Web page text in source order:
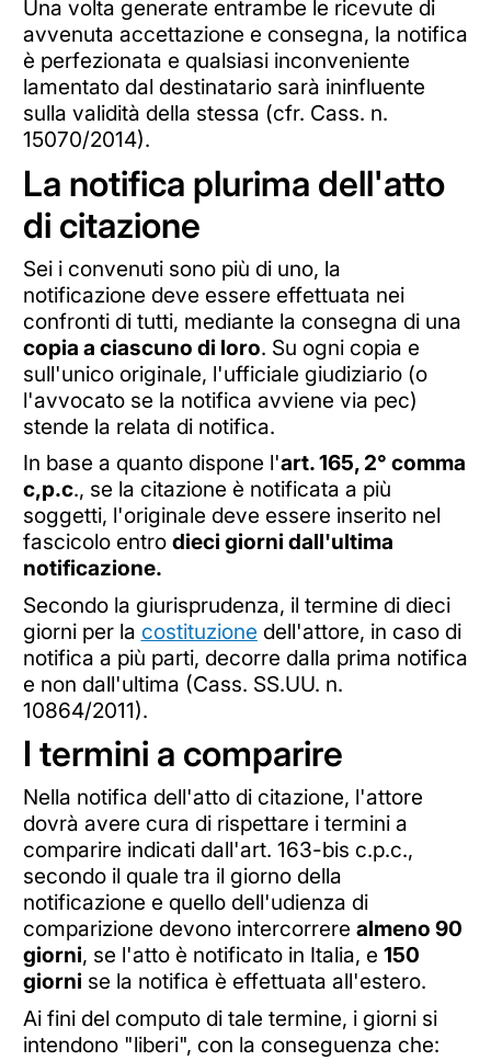
Una volta generate entrambe le ricevute di
avvenuta accettazione e consegna, la notifica
è perfezionata e qualsiasi inconveniente
lamentato dal destinatario sarà ininfluente
sulla validità della stessa (cfr. Cass. n.
15070/2014).
La notifica plurima dell'atto
di citazione
Sei i convenuti sono più di uno, la
notificazione deve essere effettuata nei
confronti di tutti, mediante la consegna di una
copia a ciascuno di loro. Su ogni copia e
sull'unico originale, l'ufficiale giudiziario (o
l'avvocato se la notifica avviene via pec)
stende la relata di notifica.
In base a quanto dispone l'art. 165, 2° comma
c,p.c., se la citazione è notificata a più
soggetti, l'originale deve essere inserito nel
fascicolo entro dieci giorni dall'ultima
notificazione.
Secondo la giurisprudenza, il termine di dieci
giorni per la costituzione dell'attore, in caso di
notifica a più parti, decorre dalla prima notifica
e non dall'ultima (Cass. SS.UU. n.
10864/2011).
I termini a comparire
Nella notifica dell'atto di citazione, l'attore
dovrà avere cura di rispettare i termini a
comparire indicati dall'art. 163-bis c.p.c.,
secondo il quale tra il giorno della
notificazione e quello dell'udienza di
comparizione devono intercorrere almeno 90
giorni, se l'atto è notificato in Italia, e 150
giorni se la notifica è effettuata all'estero.
Ai fini del computo di tale termine, i giorni si
intendono "liberi", con la conseguenza che: